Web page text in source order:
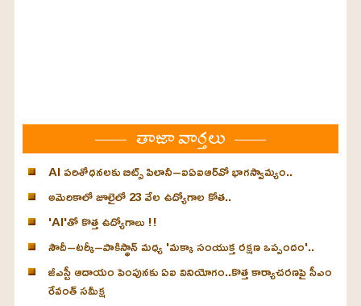
తాజా వార్తలు
AI పరిశోధనలకు బిట్స్ పిలానీ–ఐఏఐఆర్‌వో భాగస్వామ్యం..
అమెరికాలో జూలైలో 23 వేల ఉద్యోగాల కోత..
'AI'తో కొత్త ఉద్యోగాలు !!
సౌదీ–టర్కీ–పాకిస్థాన్ మధ్య 'మక్కా సంయుక్త రక్షణ ఒప్పందం'..
జీఎస్టీ ఆదాయం పెంపునకు ఏఐ వినియోగం..కొత్త కార్యాచరణపై సీఎం
రేవంత్ సమీక్ష